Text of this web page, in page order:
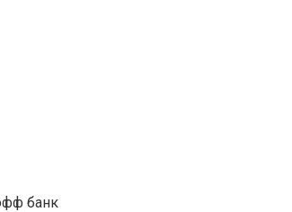
банк